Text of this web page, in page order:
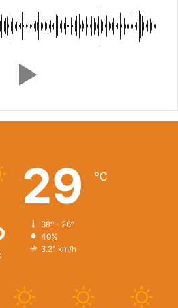
29 ℃
38º - 26º
40%
3.21 km/h